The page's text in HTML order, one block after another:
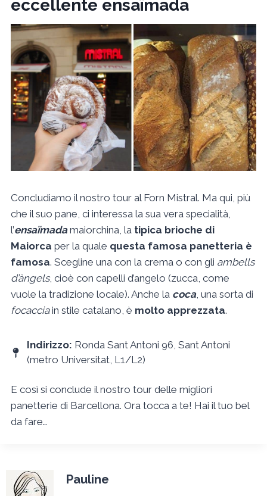
eccellente ensaïmada
Concludiamo il nostro tour al Forn Mistral. Ma qui, più
che il suo pane, ci interessa la sua vera specialità,
l’ensaïmadamaiorchina, la tipica brioche di
Maiorca per la quale questa famosa panetteria è
famosa. Scegline una con la crema o con gli ambells
d’àngels, cioè con capelli d’angelo (zucca, come
vuole la tradizione locale). Anche la coca, una sorta di
focacciain stile catalano, è molto apprezzata.
Indirizzo: Ronda Sant Antoni 96, Sant Antoni
(metro Universitat, L1/L2)
E così si conclude il nostro tour delle migliori
panetterie di Barcellona. Ora tocca a te! Hai il tuo bel
da fare…
Pauline